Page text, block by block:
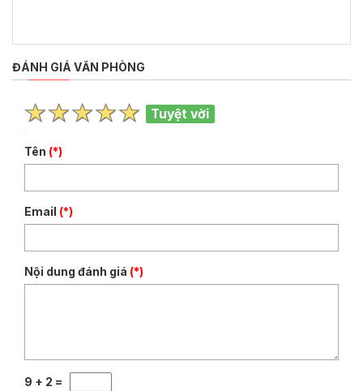
ĐÁNH GIÁ VĂN PHÒNG
Tuyệt vời
Tên (*)
Email (*)
Nội dung đánh giá (*)
9 + 2 =